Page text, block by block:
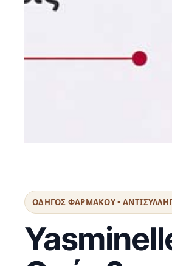
ΟΔΗΓΟΣ ΦΑΡΜΑΚΟΥ •